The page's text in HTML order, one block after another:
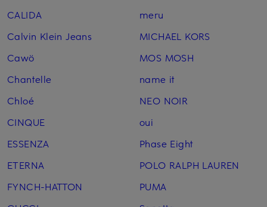
CALIDA
Calvin Klein Jeans
Cawö
Chantelle
Chloé
CINQUE
ESSENZA
ETERNA
FYNCH-HATTON
meru
MICHAEL KORS
MOS MOSH
name it
NEO NOIR
oui
Phase Eight
POLO RALPH LAUREN
PUMA